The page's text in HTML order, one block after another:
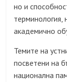
но и
академично
Темите на
посветени на
национална